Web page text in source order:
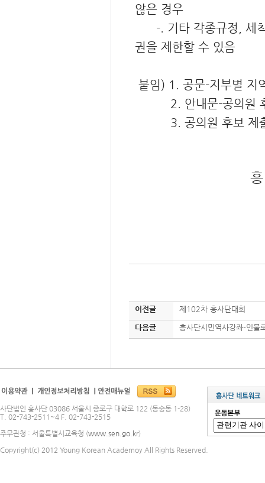
않은 경우
-. 기타 각종규정, 세칙,
권을 제한할 수 있음
붙임) 1. 공문-지부별 지
2. 안내문-공의원 후
3. 공의원 후보 제출
이전글 제102차 흥사단대회
다음글 흥사단시민역사강좌-인물
사단법인 흥사단 03086 서울시 종로구 대학로 122 (동숭동 1-28)
T. 02-743-2511~4 F. 02-743-2515
주무관청 : 서울특별시교육청 (www.sen.go.kr)
Copyright(c) 2012 Young Korean Academoy All Rights Reserved.